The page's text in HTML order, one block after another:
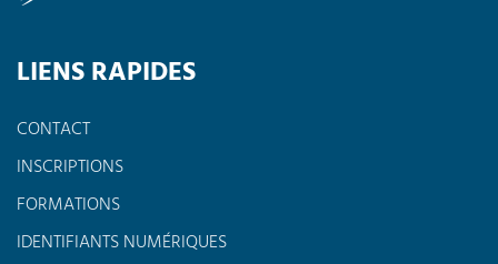
LIENS RAPIDES
CONTACT
INSCRIPTIONS
FORMATIONS
IDENTIFIANTS NUMÉRIQUES